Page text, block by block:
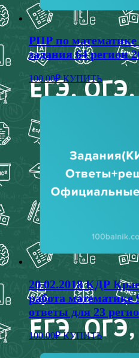
РПР по математике
задания 64 регион
100.00₽ КУПИТЬ
20.02.2018 КДР
работа математике
ответы для 23
100.00₽ КУПИТЬ